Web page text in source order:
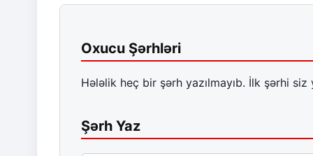
Oxucu Şərhləri
Hələlik heç bir şərh yazılmayıb. İlk şərhi siz
Şərh Yaz